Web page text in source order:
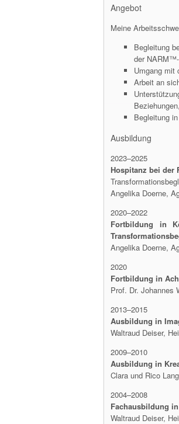
Angebot
Meine
Begleitung
der
Umgang mit
Arbeit an
Begleitung
Ausbildung
2023–2025
Hospitanz bei der
Angelika Doerne,
2020–2022
Fortbildung in
Angelika Doerne,
2020
Fortbildung in
Prof. Dr. Johannes
2013–2015
Ausbildung in
Waltraud Deiser,
2009–2010
Ausbildung in
Clara und Rico
2004–2008
Fachausbildung
Waltraud Deiser,